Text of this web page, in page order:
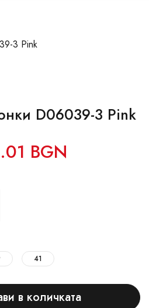
3 Pink
D06039-3 Pink
BGN
41
в количката